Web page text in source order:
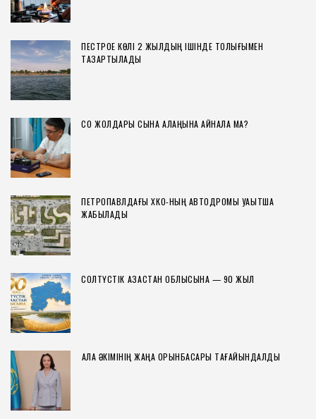
ПЕСТРОЕ КӨЛІ 2 ЖЫЛДЫҢ ІШІНДЕ ТОЛЫҒЫМЕН
ТАЗАРТЫЛАДЫ
СҚО ЖОЛДАРЫ СЫНАҚ АЛАҢЫНА АЙНАЛА МА?
ПЕТРОПАВЛДАҒЫ ХҚКО-НЫҢ АВТОДРОМЫ УАҚЫТША
ЖАБЫЛАДЫ
СОЛТҮСТІК ҚАЗАҚСТАН ОБЛЫСЫНА — 90 ЖЫЛ
ҚАЛА ӘКІМІНІҢ ЖАҢА ОРЫНБАСАРЫ ТАҒАЙЫНДАЛДЫ